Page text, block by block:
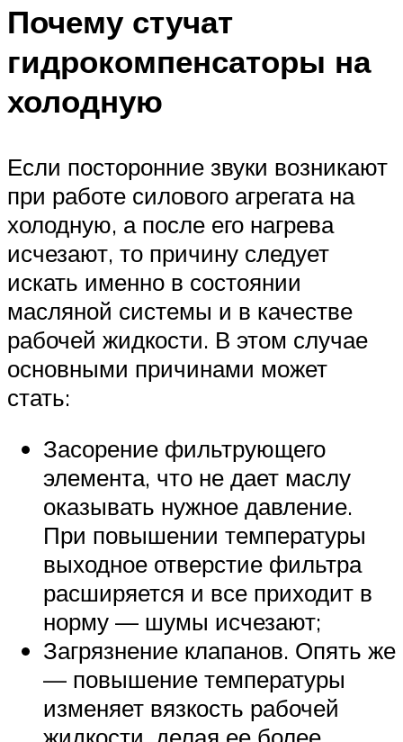
Почему стучат
гидрокомпенсаторы на
холодную
Если посторонние звуки возникают
при работе силового агрегата на
холодную, а после его нагрева
исчезают, то причину следует
искать именно в состоянии
масляной системы и в качестве
рабочей жидкости. В этом случае
основными причинами может
стать:
Засорение фильтрующего
элемента, что не дает маслу
оказывать нужное давление.
При повышении температуры
выходное отверстие фильтра
расширяется и все приходит в
норму — шумы исчезают;
Загрязнение клапанов. Опять же
— повышение температуры
изменяет вязкость рабочей